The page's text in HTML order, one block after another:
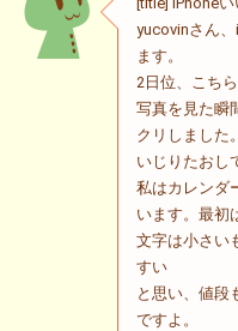
yucovinさん
ます。
2日位、こち
写真を見た瞬
クリしました。
いじりたおし
私はカレンダ
います。最初
文字は小さい
すい
と思い、値段
ですよ。